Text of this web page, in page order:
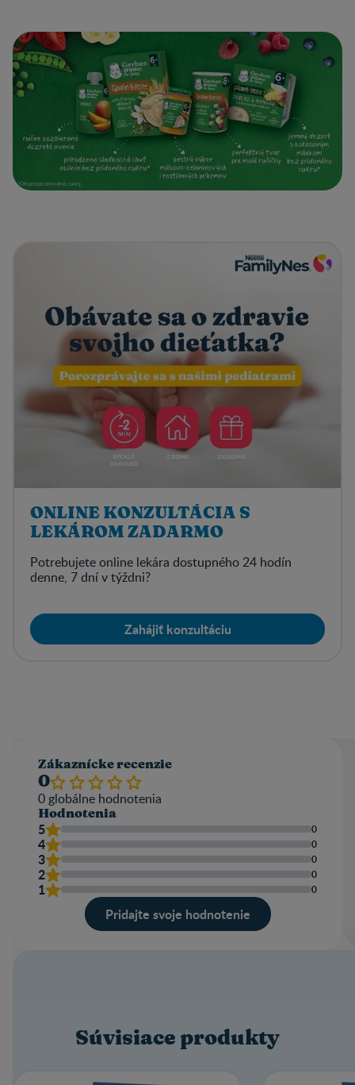
ONLINE KONZULTÁCIA S
LEKÁROM ZADARMO
Potrebujete online lekára dostupného 24 hodín
denne, 7 dní v týždni?
Zahájiť konzultáciu
Zákaznícke recenzie
0
0globálne hodnotenia
Hodnotenia
5 0
4 0
3 0
2 0
1 0
Pridajte svoje hodnotenie
Súvisiace produkty